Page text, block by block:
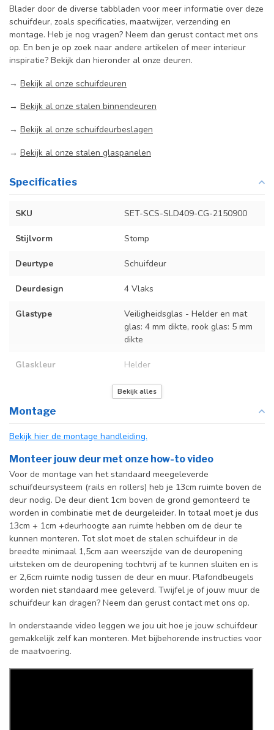
Blader door de diverse tabbladen voor meer informatie over deze
schuifdeur, zoals specificaties, maatwijzer, verzending en
montage. Heb je nog vragen? Neem dan gerust contact met ons
op. En ben je op zoek naar andere artikelen of meer interieur
inspiratie? Bekijk dan hieronder al onze deuren.
→ Bekijk al onze schuifdeuren
→ Bekijk al onze stalen binnendeuren
→ Bekijk al onze schuifdeurbeslagen
→ Bekijk al onze stalen glaspanelen
Specificaties
SKU SET-SCS-SLD409-CG-2150900
Stijlvorm Stomp
Deurtype Schuifdeur
Deurdesign 4 Vlaks
Glastype
Veiligheidsglas - Helder en mat
glas: 4 mm dikte, rook glas: 5 mm
dikte
Glaskleur Helder
U kunt een tabel vinden met de
exacte deurmaten in de
Incl. deurgreep
Incl. systeem
Bekijk alles
Montage
Bekijk hier de montage handleiding.
Monteer jouw deur met onze how-to video
Voor de montage van het standaard meegeleverde
schuifdeursysteem (rails en rollers) heb je 13cm ruimte boven de
deur nodig. De deur dient 1cm boven de grond gemonteerd te
worden in combinatie met de deurgeleider. In totaal moet je dus
13cm + 1cm +deurhoogte aan ruimte hebben om de deur te
kunnen monteren. Tot slot moet de stalen schuifdeur in de
breedte minimaal 1,5cm aan weerszijde van de deuropening
uitsteken om de deuropening tochtvrij af te kunnen sluiten en is
er 2,6cm ruimte nodig tussen de deur en muur. Plafondbeugels
worden niet standaard mee geleverd. Twijfel je of jouw muur de
schuifdeur kan dragen? Neem dan gerust contact met ons op.
In onderstaande video leggen we jou uit hoe je jouw schuifdeur
gemakkelijk zelf kan monteren. Met bijbehorende instructies voor
de maatvoering.